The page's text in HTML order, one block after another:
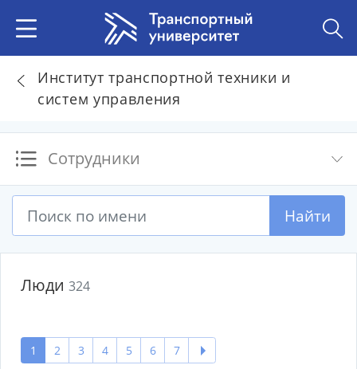
Институт транспортной техники и
систем управления
Сотрудники
Найти
Люди 324
1 2 3 4 5 6 7